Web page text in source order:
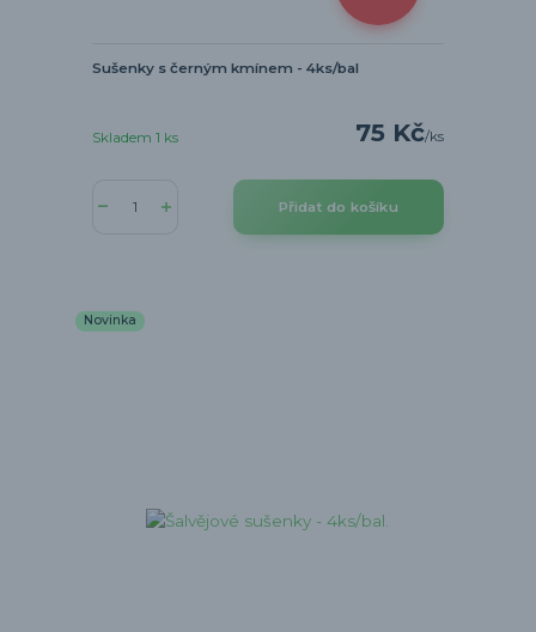
Sušenky s černým kmínem - 4ks/bal
75 Kč/ks
Skladem 1 ks
Přidat do košíku
Novinka